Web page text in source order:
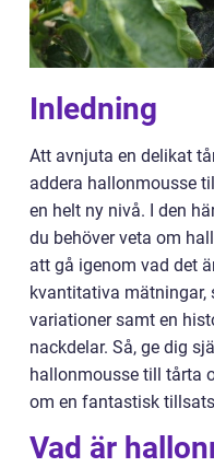
Inledning
Att avnjuta en delikat
addera hallonmousse
en helt ny nivå. I den
du behöver veta om
att gå igenom vad det
kvantitativa mätningar,
variationer samt en
nackdelar. Så, ge dig
hallonmousse till tårta
om en fantastisk
Vad är